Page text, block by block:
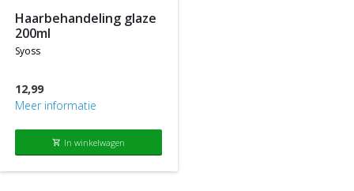
haarbehandeling glaze
200ml
syoss
12,99
Meer informatie
shopping_cart In winkelwagen